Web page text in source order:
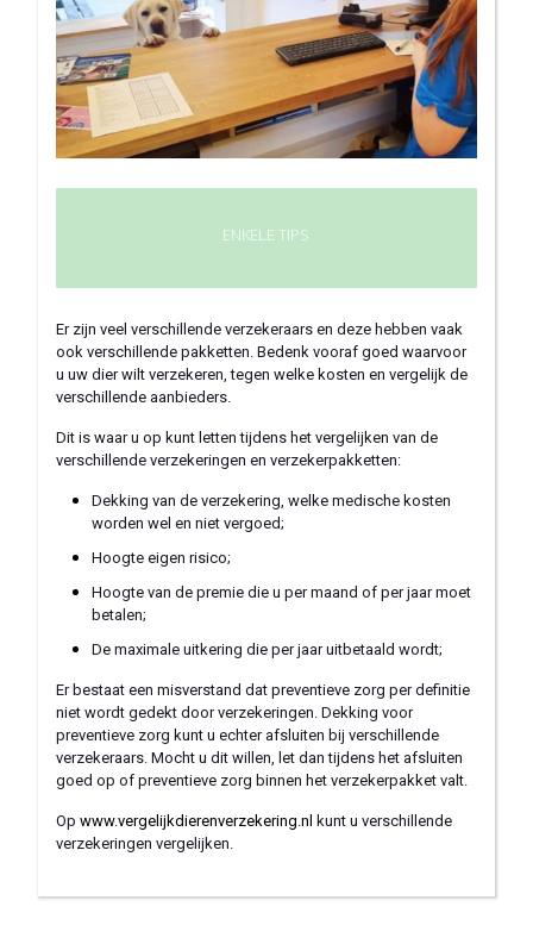
ENKELE TIPS
Er zijn veel verschillende verzekeraars en deze hebben vaak
ook verschillende pakketten. Bedenk vooraf goed waarvoor
u uw dier wilt verzekeren, tegen welke kosten en vergelijk de
verschillende aanbieders.
Dit is waar u op kunt letten tijdens het vergelijken van de
verschillende verzekeringen en verzekerpakketten:
Dekking van de verzekering, welke medische kosten
worden wel en niet vergoed;
Hoogte eigen risico;
Hoogte van de premie die u per maand of per jaar moet
betalen;
De maximale uitkering die per jaar uitbetaald wordt;
Er bestaat een misverstand dat preventieve zorg per definitie
niet wordt gedekt door verzekeringen. Dekking voor
preventieve zorg kunt u echter afsluiten bij verschillende
verzekeraars. Mocht u dit willen, let dan tijdens het afsluiten
goed op of preventieve zorg binnen het verzekerpakket valt.
Op www.vergelijkdierenverzekering.nl kunt u verschillende
verzekeringen vergelijken.